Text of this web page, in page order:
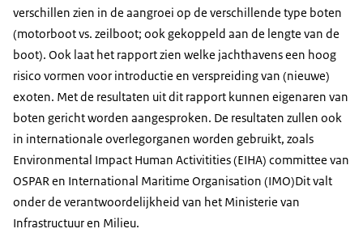
verschillen zien in de aangroei op de verschillende type boten
(motorboot vs. zeilboot; ook gekoppeld aan de lengte van de
boot). Ook laat het rapport zien welke jachthavens een hoog
risico vormen voor introductie en verspreiding van (nieuwe)
exoten. Met de resultaten uit dit rapport kunnen eigenaren van
boten gericht worden aangesproken. De resultaten zullen ook
in internationale overlegorganen worden gebruikt, zoals
Environmental Impact Human Activitities (EIHA) committee van
OSPAR en International Maritime Organisation (IMO)Dit valt
onder de verantwoordelijkheid van het Ministerie van
Infrastructuur en Milieu.